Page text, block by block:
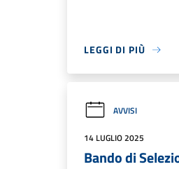
LEGGI DI PIÙ
AVVISI
14 LUGLIO 2025
Bando di